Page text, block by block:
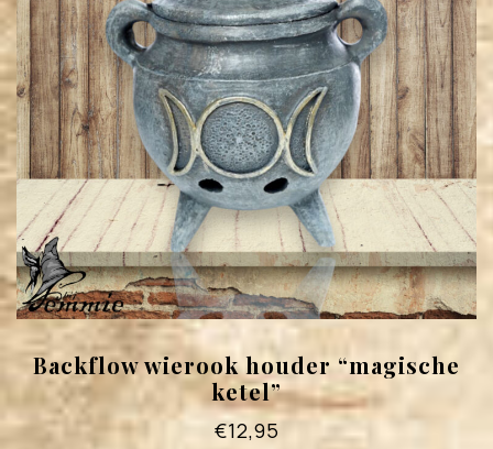
Backflow wierook houder “magische
ketel”
€12,95